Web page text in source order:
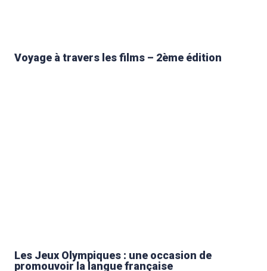
Voyage à travers les films – 2ème édition
Les Jeux Olympiques : une occasion de
promouvoir la langue française